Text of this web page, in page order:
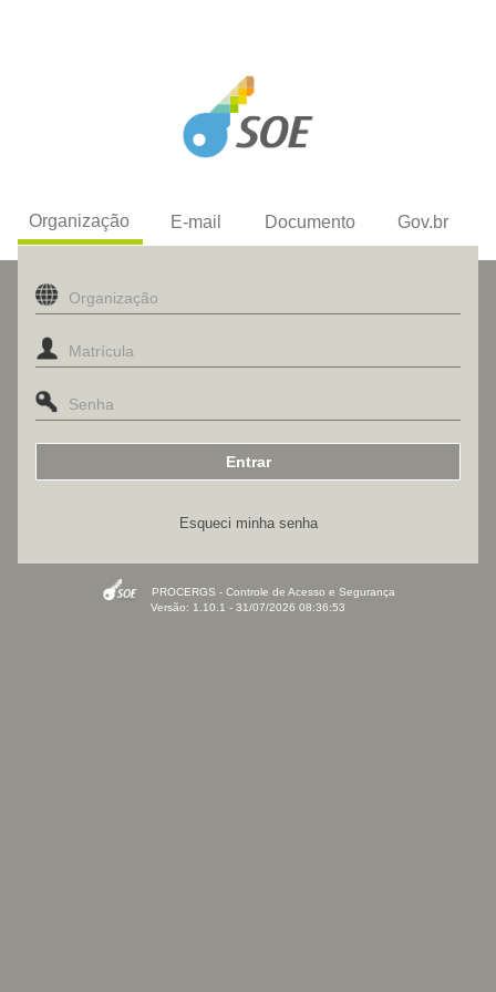
Organização E-mail Documento Gov.br
Esqueci minha senha
PROCERGS - Controle de Acesso e Segurança
Versão: 1.10.1 - 31/07/2026 08:36:53